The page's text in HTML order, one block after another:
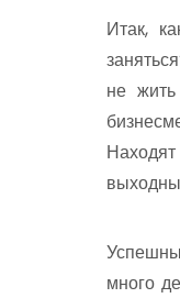
Итак,
не
много